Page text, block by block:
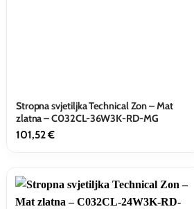
Stropna svjetiljka Technical Zon – Mat
zlatna – C032CL-36W3K-RD-MG
101,52€